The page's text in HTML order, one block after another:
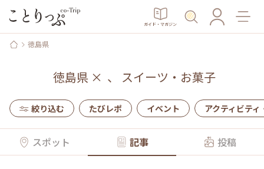
ガイド・マガジン
徳島県
徳島県 × 、 スイーツ・お菓子
絞り込む たびレポ イベント アクティビティ
スポット 記事 投稿